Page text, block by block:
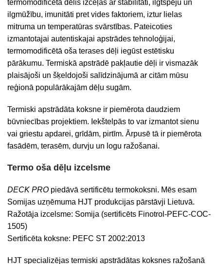
termomodificētā dēlis izceļas ar stabilitāti, ilgtspēju un
ilgmūžību, imunitāti pret vides faktoriem, iztur lielas
mitruma un temperatūras svārstības. Pateicoties
izmantotajai autentiskajai apstrādes tehnoloģijai,
termomodificētā oša terases dēļi iegūst estētisku
pārākumu. Termiskā apstrādē pakļautie dēļi ir vismazāk
plaisājoši un šķeldojoši salīdzinājumā ar citām mūsu
reģionā populārākajām dēļu sugām.
Termiski apstrādāta koksne ir piemērota daudziem
būvniecības projektiem. Iekštelpās to var izmantot sienu
vai griestu apdarei, grīdām, pirtīm. Ārpusē tā ir piemērota
fasādēm, terasēm, durvju un logu ražošanai.
Termo oša dēļu izcelsme
DECK PRO piedāvā sertificētu termokoksni. Mēs esam
Somijas uzņēmuma HJT produkcijas pārstāvji Lietuvā.
Ražotāja izcelsme: Somija (sertificēts Finotrol-PEFC-COC-
1505)
Sertificēta koksne: PEFC ST 2002:2013
HJT specializējas termiski apstrādātas koksnes ražošanā